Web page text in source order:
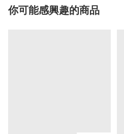
你可能感興趣的商品